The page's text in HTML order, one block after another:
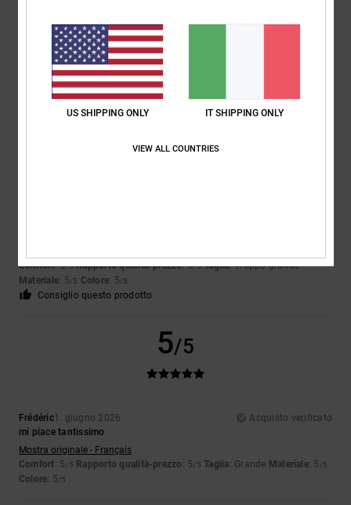
Mostra originale - Français
Comfort: 5/5 Rapporto qualità-prezzo
Materiale: 5/5 Colore: 5/5
Consiglio questo prodotto
5/5
Comfort: 5/5 Rapporto qualità-prezzo: 5/5 Taglia: Troppo grande
Materiale: 5/5 Colore: 5/5
Consiglio questo prodotto
5/5
Frédéric1. giugno 2026
Acquisto verificato
mi piace tantissimo
Mostra originale - Français
Comfort: 5/5 Rapporto qualità-prezzo : 5/5 Taglia: Grande Materiale: 5 /5
Colore: 5/5
US SHIPPING ONLY IT SHIPPING ONLY
VIEW ALL COUNTRIES